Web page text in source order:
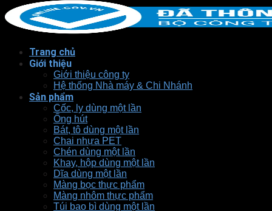
Trang chủ
Giới thiệu
Giới thiệu công ty
Hệ thống Nhà máy & Chi Nhánh
Sản phẩm
Cốc, ly dùng một lần
Ống hút
Bát, tô dùng một lần
Chai nhựa PET
Chén dùng một lần
Khay, hộp dùng một lần
Dĩa dùng một lần
Màng bọc thực phẩm
Màng nhôm thực phẩm
Túi bao bì dùng một lần